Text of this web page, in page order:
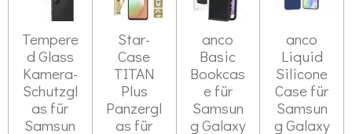
Tempere
d Glass
Kamera-
Schutzgl
as für
Samsun
Star-
Case
TITAN
Plus
Panzergl
as für
anco
Basic
Bookcas
e für
Samsun
g Galaxy
anco
Liquid
Silicone
Case für
Samsun
g Galaxy